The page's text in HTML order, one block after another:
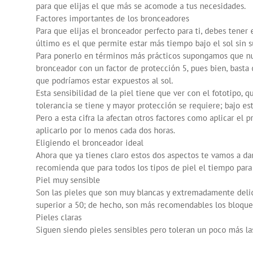
para que elijas el que más se acomode a tus necesidades.
Factores importantes de los bronceadores
Para que elijas el bronceador perfecto para ti, debes
último es el que permite estar más tiempo bajo el sol sin
Para ponerlo en términos más prácticos supongamos que
bronceador con un factor de protección 5, pues bien,
que podríamos estar expuestos al sol.
Esta sensibilidad de la piel tiene que ver con el fototipo,
tolerancia se tiene y mayor protección se requiere; bajo
Pero a esta cifra la afectan otros factores como aplicar el
aplicarlo por lo menos cada dos horas.
Eligiendo el bronceador ideal
Ahora que ya tienes claro estos dos aspectos te vamos a
recomienda que para todos los tipos de piel el tiempo
Piel muy sensible
Son las pieles que son muy blancas y extremadamente
superior a 50; de hecho, son más recomendables los
Pieles claras
Siguen siendo pieles sensibles pero toleran un poco más